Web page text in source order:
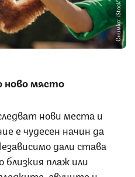
Снимка: iStock
ново място
нови места и
е чудесен начин да
дали става
близкия плаж или